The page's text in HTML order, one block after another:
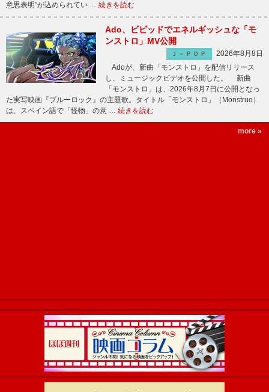
意思表明”が込められてい … 続きを読む
Ado、ビビッドでエネルギッシュな「モ
ンストロ」MV公開
Ｊ－ＰＯＰ
2026年8月8日
Adoが、新曲「モンストロ」を配信リリース
し、ミュージックビデオを公開した。 新曲
「モンストロ」は、2026年8月7日に公開となっ
た実写映画『ブルーロック』の主題歌。タイトル「モンストロ」（Monstruo）
は、スペイン語で「怪物」の意 … 続きを読む
more »